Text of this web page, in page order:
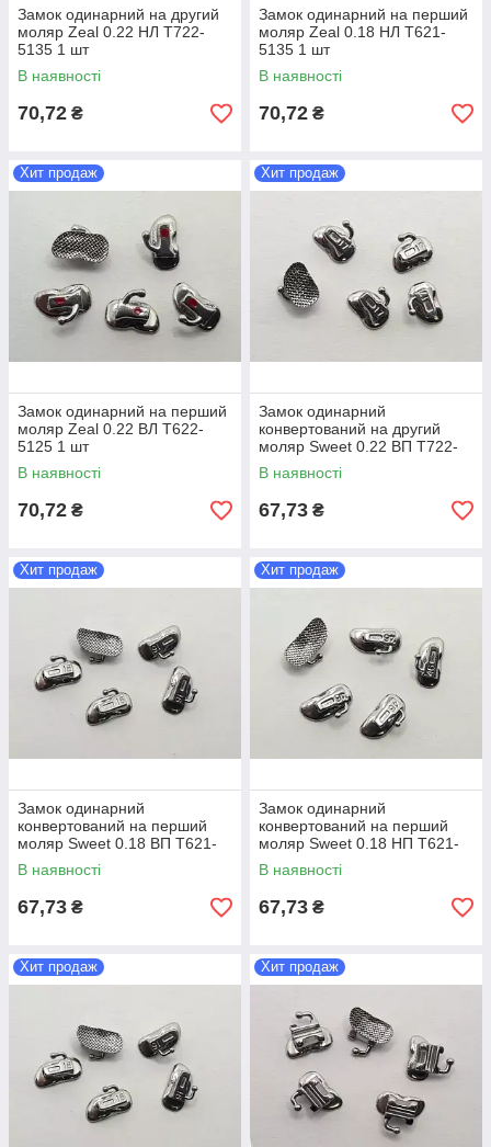
Замок одинарний на другий
моляр Zeal 0.22 НЛ T722-
5135 1 шт
В наявності
70,72 ₴
Замок одинарний на перший
моляр Zeal 0.18 НЛ T621-
5135 1 шт
В наявності
70,72 ₴
Хит продаж
Замок одинарний на перший
моляр Zeal 0.22 ВЛ T622-
5125 1 шт
В наявності
70,72 ₴
Хит продаж
Замок одинарний
конвертований на другий
моляр Sweet 0.22 ВП T722-
5115S 1 шт
В наявності
67,73 ₴
Хит продаж
Замок одинарний
конвертований на перший
моляр Sweet 0.18 ВП T621-
5115S 1 шт
В наявності
67,73 ₴
Хит продаж
Замок одинарний
конвертований на перший
моляр Sweet 0.18 НП T621-
5145S 1 шт
В наявності
67,73 ₴
Хит продаж Хит продаж